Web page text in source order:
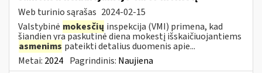
Web turinio sąrašas 2024-02-15
Valstybinė mokesčių inspekcija (VMI) primena, kad
šiandien yra paskutinė diena mokestį išskaičiuojantiems
asmenims pateikti detalius duomenis apie...
Metai: 2024 Pagrindinis: Naujiena